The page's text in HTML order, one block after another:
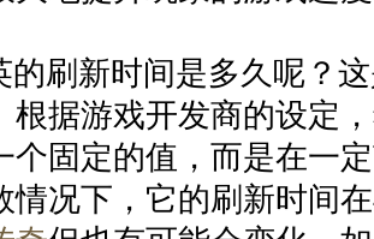
的刷新时间是多久呢？
根据游戏开发商的设定
个固定的值，而是在一
情况下，它的刷新时间